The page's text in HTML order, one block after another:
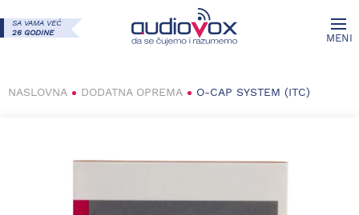
SA VAMA VEĆ
26 GODINE
MENI
NASLOVNA DODATNA OPREMA O-CAP SYSTEM (ITC)